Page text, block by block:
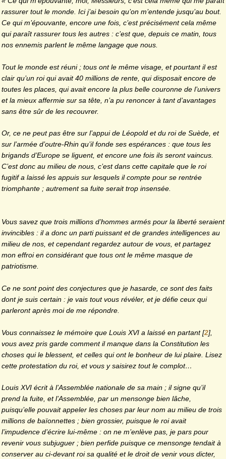
rassurer tout le monde. Ici j’ai besoin qu’on m’entende jusqu’au bout.
Ce qui m’épouvante, encore une fois, c’est précisément cela même
qui paraît rassurer tous les autres : c’est que, depuis ce matin, tous
nos ennemis parlent le même langage que nous.
Tout le monde est réuni ; tous ont le même visage, et pourtant il est
clair qu’un roi qui avait 40 millions de rente, qui disposait encore de
toutes les places, qui avait encore la plus belle couronne de l’univers
et la mieux affermie sur sa tête, n’a pu renoncer à tant d’avantages
sans être sûr de les recouvrer.
Or, ce ne peut pas être sur l’appui de Léopold et du roi de Suède, et
sur l’armée d’outre-Rhin qu’il fonde ses espérances : que tous les
brigands d’Europe se liguent, et encore une fois ils seront vaincus.
C’est donc au milieu de nous, c’est dans cette capitale que le roi
fugitif a laissé les appuis sur lesquels il compte pour se rentrée
triomphante ; autrement sa fuite serait trop insensée.
Vous savez que trois millions d’hommes armés pour la liberté seraient
invincibles : il a donc un parti puissant et de grandes intelligences au
milieu de nos, et cependant regardez autour de vous, et partagez
mon effroi en considérant que tous ont le même masque de
patriotisme.
Ce ne sont point des conjectures que je hasarde, ce sont des faits
dont je suis certain : je vais tout vous révéler, et je défie ceux qui
parleront après moi de me répondre.
Vous connaissez le mémoire que Louis XVI a laissé en partant[2]
vous avez pris garde comment il manque dans la Constitution les
choses qui le blessent, et celles qui ont le bonheur de lui plaire. Lisez
cette protestation du roi, et vous y saisirez tout le complot…
Louis XVI écrit à l’Assemblée nationale de sa main ; il signe qu’il
prend la fuite, et l’Assemblée, par un mensonge bien lâche,
puisqu’elle pouvait appeler les choses par leur nom au milieu de trois
millions de baïonnettes ; bien grossier, puisque le roi avait
l’impudence d’écrire lui-même : on ne m’enlève pas, je pars pour
revenir vous subjuguer ; bien perfide puisque ce mensonge tendait à
conserver au ci-devant roi sa qualité et le droit de venir vous dicter,